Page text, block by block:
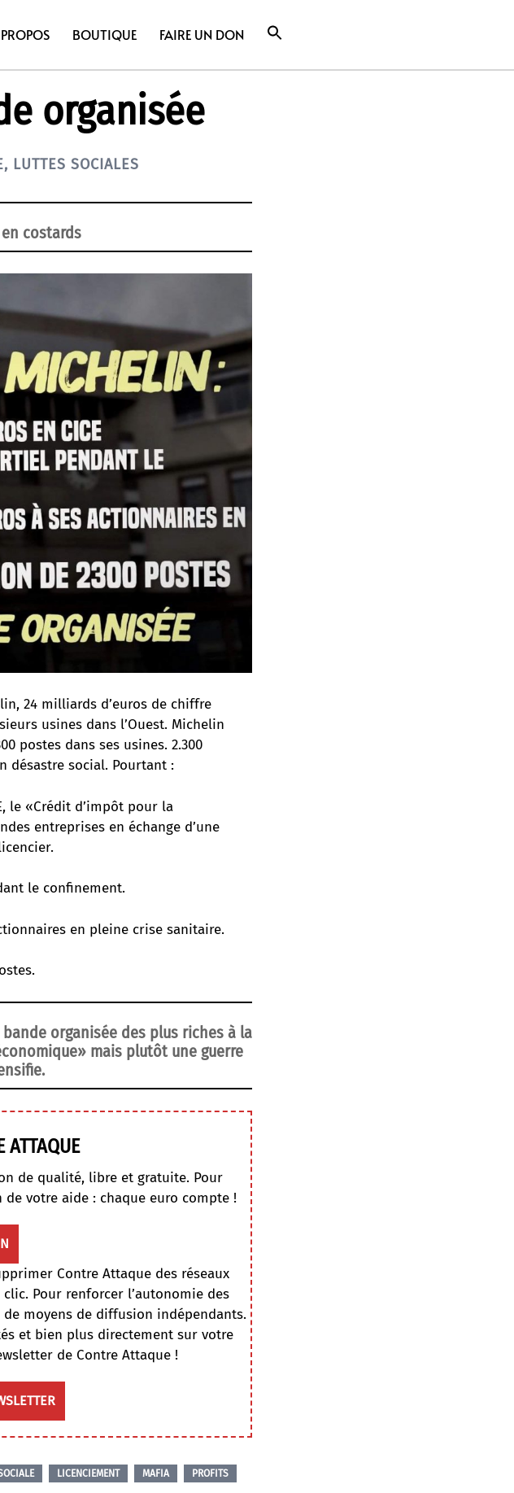
BOUTIQUE FAIRE UN DON
organisée
, LUTTES SOCIALES
costards
24 milliards d’euros de chiffre
usines dans l’Ouest. Michelin
postes dans ses usines. 2.300
désastre social. Pourtant :
le «Crédit d’impôt pour la
entreprises en échange d’une
le confinement.
en pleine crise sanitaire.
organisée des plus riches à la
mais plutôt une guerre
ATTAQUE
de qualité, libre et gratuite. Pour
votre aide : chaque euro compte !
Contre Attaque des réseaux
Pour renforcer l’autonomie des
moyens de diffusion indépendants.
et bien plus directement sur votre
de Contre Attaque !
LICENCIEMENT MAFIA PROFITS